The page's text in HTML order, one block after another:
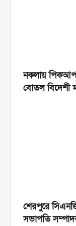
নকলায় পিকআপ
বোতল
শেরপুরে
সভাপতি